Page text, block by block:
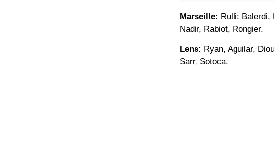
Marseille: Rulli: Balerdi,
Nadir, Rabiot, Rongier.
Lens: Ryan, Aguilar,
Sarr, Sotoca.